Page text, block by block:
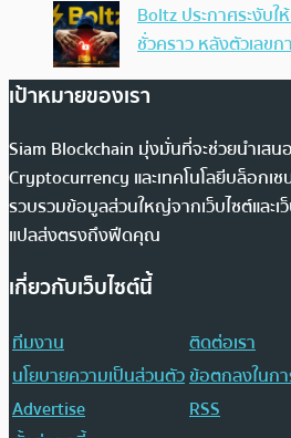
Boltz ประกาศระงับ
ชั่วคราว หลังตัวเลข
เป้าหมายของเรา
Siam Blockchain มุ่งมั่นที่จะช่วยนำเสน
Cryptocurrency และเทคโนโลยีบล็อกเ
รวบรวมข้อมูลส่วนใหญ่จากเว็บไซต์และเ
แปลส่งตรงถึงฟีดคุณ
เกี่ยวกับเว็บไซต์นี้
ทีมงาน
ติดต่อเรา
นโยบายความเป็นส่วนตัวข้อตกลงในก
Advertise
RSS